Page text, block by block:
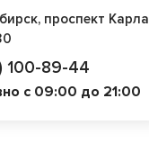
проспект Карла
100-89-44
с 09:00 до 21:00